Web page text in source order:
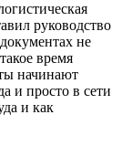
руководство
не
время
начинают
и просто в сети
и как